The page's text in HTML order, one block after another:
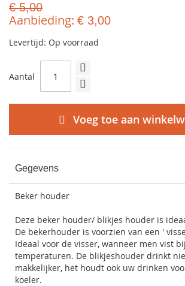
€ 5,00
Aanbieding € 3,00
Levertijd: Op voorraad
Aantal
Voeg toe aan
Gegevens
Beker houder
Deze beker houder/ blikjes houder is
De bekerhouder is voorzien van een '
Ideaal voor de visser, wanneer men vist
temperaturen. De blikjeshouder drinkt
makkelijker, het houdt ook uw drinken
koeler.